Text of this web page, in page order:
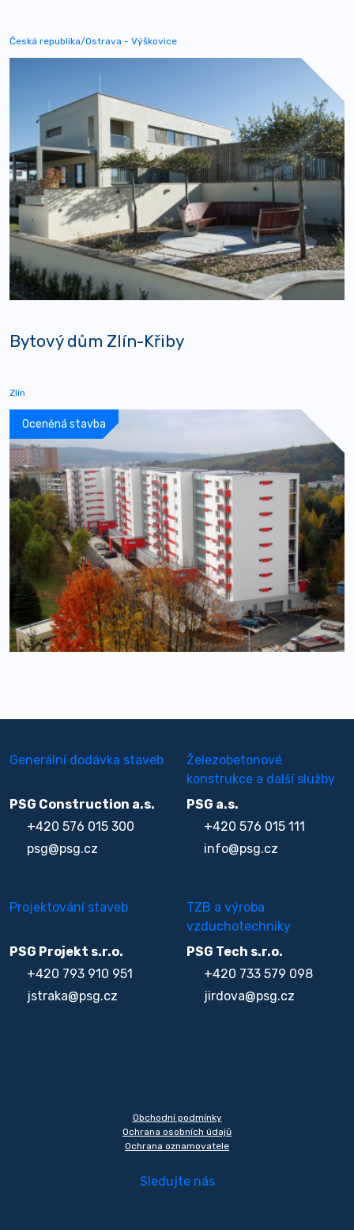
Česká republika/Ostrava - Výškovice
Bytový dům Zlín-Křiby
Zlín
Oceněná stavba
Generální dodávka staveb
PSG Construction a.s.
+420 576 015 300
psg@psg.cz
Železobetonové
konstrukce a další služby
PSG a.s.
+420 576 015 111
info@psg.cz
Projektování staveb
PSG Projekt s.r.o.
+420 793 910 951
jstraka@psg.cz
TZB a výroba
vzduchotechniky
PSG Tech s.r.o.
+420 733 579 098
jirdova@psg.cz
Obchodní podmínky
Ochrana osobních údajů
Ochrana oznamovatele
Sledujte nás